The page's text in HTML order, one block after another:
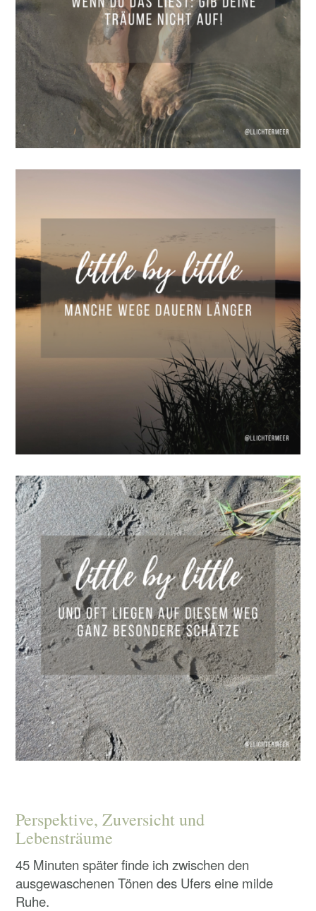
Perspektive, Zuversicht und
Lebensträume
45 Minuten später finde ich zwischen den
ausgewaschenen Tönen des Ufers eine milde
Ruhe.